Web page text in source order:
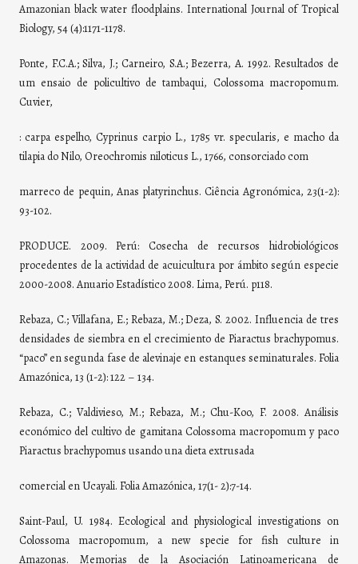
Amazonian black water floodplains. International Journal of Tropical
Biology, 54 (4):1171-1178.
Ponte, F.C.A.; Silva, J.; Carneiro, S.A.; Bezerra, A. 1992. Resultados de
um ensaio de policultivo de tambaqui, Colossoma macropomum.
Cuvier,
: carpa espelho, Cyprinus carpio L., 1785 vr. specularis, e macho da
tilapia do Nilo, Oreochromis niloticus L., 1766, consorciado com
marreco de pequin, Anas platyrinchus. Ciência Agronómica, 23(1-2):
93-102.
PRODUCE. 2009. Perú: Cosecha de recursos hidrobiológicos
procedentes de la actividad de acuicultura por ámbito según especie
2000-2008. Anuario Estadístico 2008. Lima, Perú. p118.
Rebaza, C.; Villafana, E.; Rebaza, M.; Deza, S. 2002. Influencia de tres
densidades de siembra en el crecimiento de Piaractus brachypomus.
“paco” en segunda fase de alevinaje en estanques seminaturales. Folia
Amazónica, 13 (1-2): 122 – 134.
Rebaza, C.; Valdivieso, M.; Rebaza, M.; Chu-Koo, F. 2008. Análisis
económico del cultivo de gamitana Colossoma macropomum y paco
Piaractus brachypomus usando una dieta extrusada
comercial en Ucayali. Folia Amazónica, 17(1- 2):7-14.
Saint-Paul, U. 1984. Ecological and physiological investigations on
Colossoma macropomum, a new specie for fish culture in
Amazonas. Memorias de la Asociación Latinoamericana de